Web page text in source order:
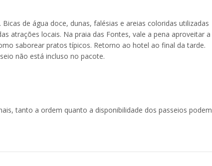
de água doce, dunas, falésias e areias coloridas utilizadas
atrações locais. Na praia das Fontes, vale a pena aproveitar a
saborear pratos típicos. Retorno ao hotel ao final da tarde.
não está incluso no pacote.
tanto a ordem quanto a disponibilidade dos passeios podem